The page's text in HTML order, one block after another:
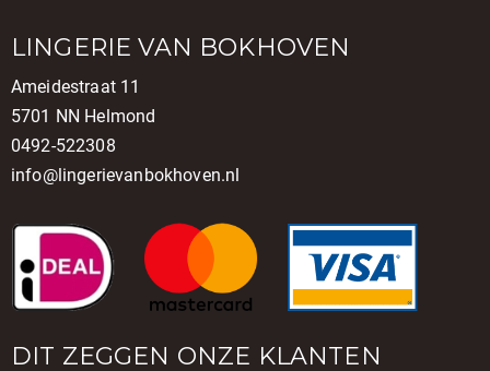
LINGERIE VAN BOKHOVEN
Ameidestraat 11
5701 NN Helmond
0492-522308
info@lingerievanbokhoven.nl
DIT ZEGGEN ONZE KLANTEN